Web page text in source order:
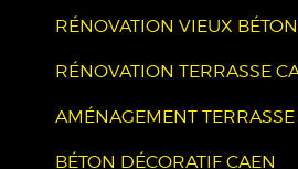
RÉNOVATION VIEUX
RÉNOVATION TERRASSE
AMÉNAGEMENT TERRASSE
BÉTON DÉCORATIF CAEN